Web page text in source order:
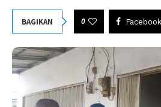
BAGIKAN 0 Facebook